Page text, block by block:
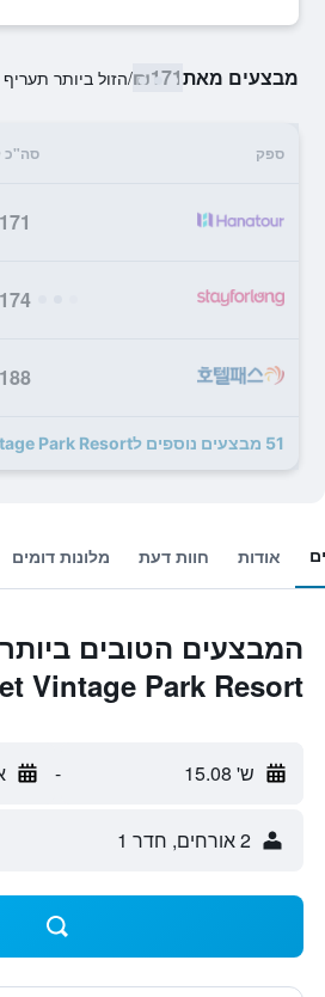
מבצעים מאת₪171
/הזול ביותר
ספק סה"כ
51 מבצעים נוספים לNovotel Phuket Vintage Park Resort
אודות חוות דעת מלונות דומים
Vintage Park Resort
ש' 15.08 - א'
2 אורחים, חדר 1